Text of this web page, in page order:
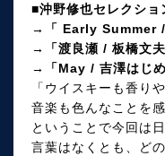
■沖野修也セレクショ
→「 Early Summer /
→「渡良瀬 / 板橋文夫
→「May / 吉澤はじめ
「ウイスキーも香り
音楽も色んなことを
ということで今回は
言葉はなくとも、ど